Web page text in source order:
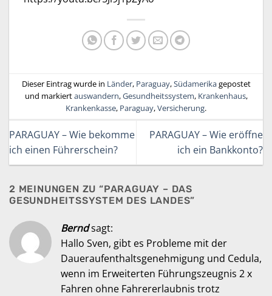
Dieser Eintrag wurde in Länder, Paraguay,Südamerikagepostet
und markiertauswandern,Gesundheitssystem, Krankenhaus,
Krankenkasse, Paraguay,Versicherung.
PARAGUAY – Wie bekomme
ich einen Führerschein?
PARAGUAY – Wie eröffne
ich ein Bankkonto?
2 MEINUNGEN ZU “PARAGUAY – DAS
GESUNDHEITSSYSTEM DES LANDES”
Berndsagt:
Hallo Sven, gibt es Probleme mit der
Daueraufenthaltsgenehmigung und Cedula,
wenn im Erweiterten Führungszeugnis 2 x
Fahren ohne Fahrererlaubnis trotz